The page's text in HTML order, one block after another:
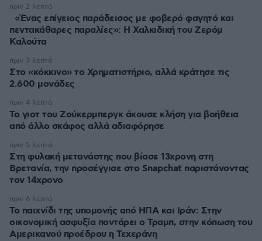
«Ένας επίγειος παράδεισος με φοβερό φαγητό και
πεντακάθαρες παραλίες»: Η Χαλκιδική του Ζερόμ
Καλούτα
πριν 2 λεπτά
Στο «κόκκινο» το Χρηματιστήριο, αλλά κράτησε τις
2.600 μονάδες
πριν 3 λεπτά
Το γιοτ του Ζούκερμπεργκ άκουσε κλήση για βοήθεια
από άλλο σκάφος αλλά αδιαφόρησε
πριν 4 λεπτά
Στη φυλακή μετανάστης που βίασε 13χρονη στη
Βρετανία, την προσέγγισε στο Snapchat παριστάνοντας
τον 14χρονο
πριν 5 λεπτά
Το παιχνίδι της υπομονής από ΗΠΑ και Ιράν: Στην
οικονομική ασφυξία ποντάρει ο Τραμπ, στην κόπωση του
Αμερικανού προέδρου η Τεχεράνη
πριν 6 λεπτά